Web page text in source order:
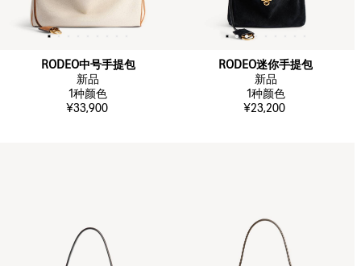
RODEO中号手提包
新品
1种颜色
¥33,900
RODEO迷你手提包
新品
1种颜色
¥23,200